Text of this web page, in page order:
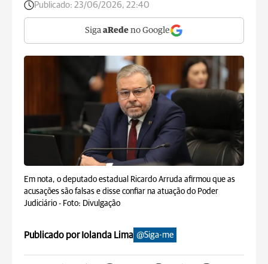
Publicado: 23/06/2026, 22:40
Siga aRede no Google
Em nota, o deputado estadual Ricardo Arruda afirmou que as
acusações são falsas e disse confiar na atuação do Poder
Judiciário - Foto: Divulgação
Publicado por Iolanda Lima @Siga-me